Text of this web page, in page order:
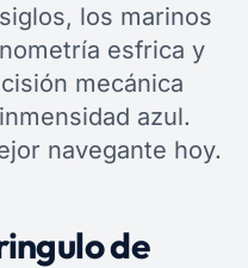
los marinos
esfrica y
mecánica
azul.
navegante hoy.
de